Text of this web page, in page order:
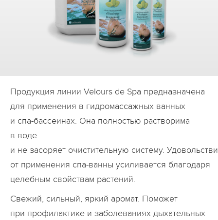
Продукция линии Velours de Spa предназначена
для применения в гидромассажных ванных
и спа-бассеинах. Она полностью растворима
в воде
и не засоряет очистительную систему.
от применения спа-ванны усиливается благодаря
целебным свойствам растений.
Свежий, сильный, яркий аромат. Поможет
при профилактике и заболеваниях дыхательных